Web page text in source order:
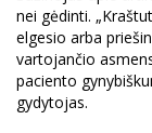
nei gėdinti.
elgesio arba
vartojančio
paciento
gydytojas.